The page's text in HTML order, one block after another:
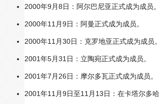
2000年9月8日：阿尔巴尼亚正式成为成员。
2000年11月9日：阿曼正式成为成员。
2000年11月30日：克罗地亚正式成为成员。
2001年5月31日：立陶宛正式成为成员。
2001年7月26日：摩尔多瓦正式成为成员。
2001年11月9日至11月13日：在卡塔尔多